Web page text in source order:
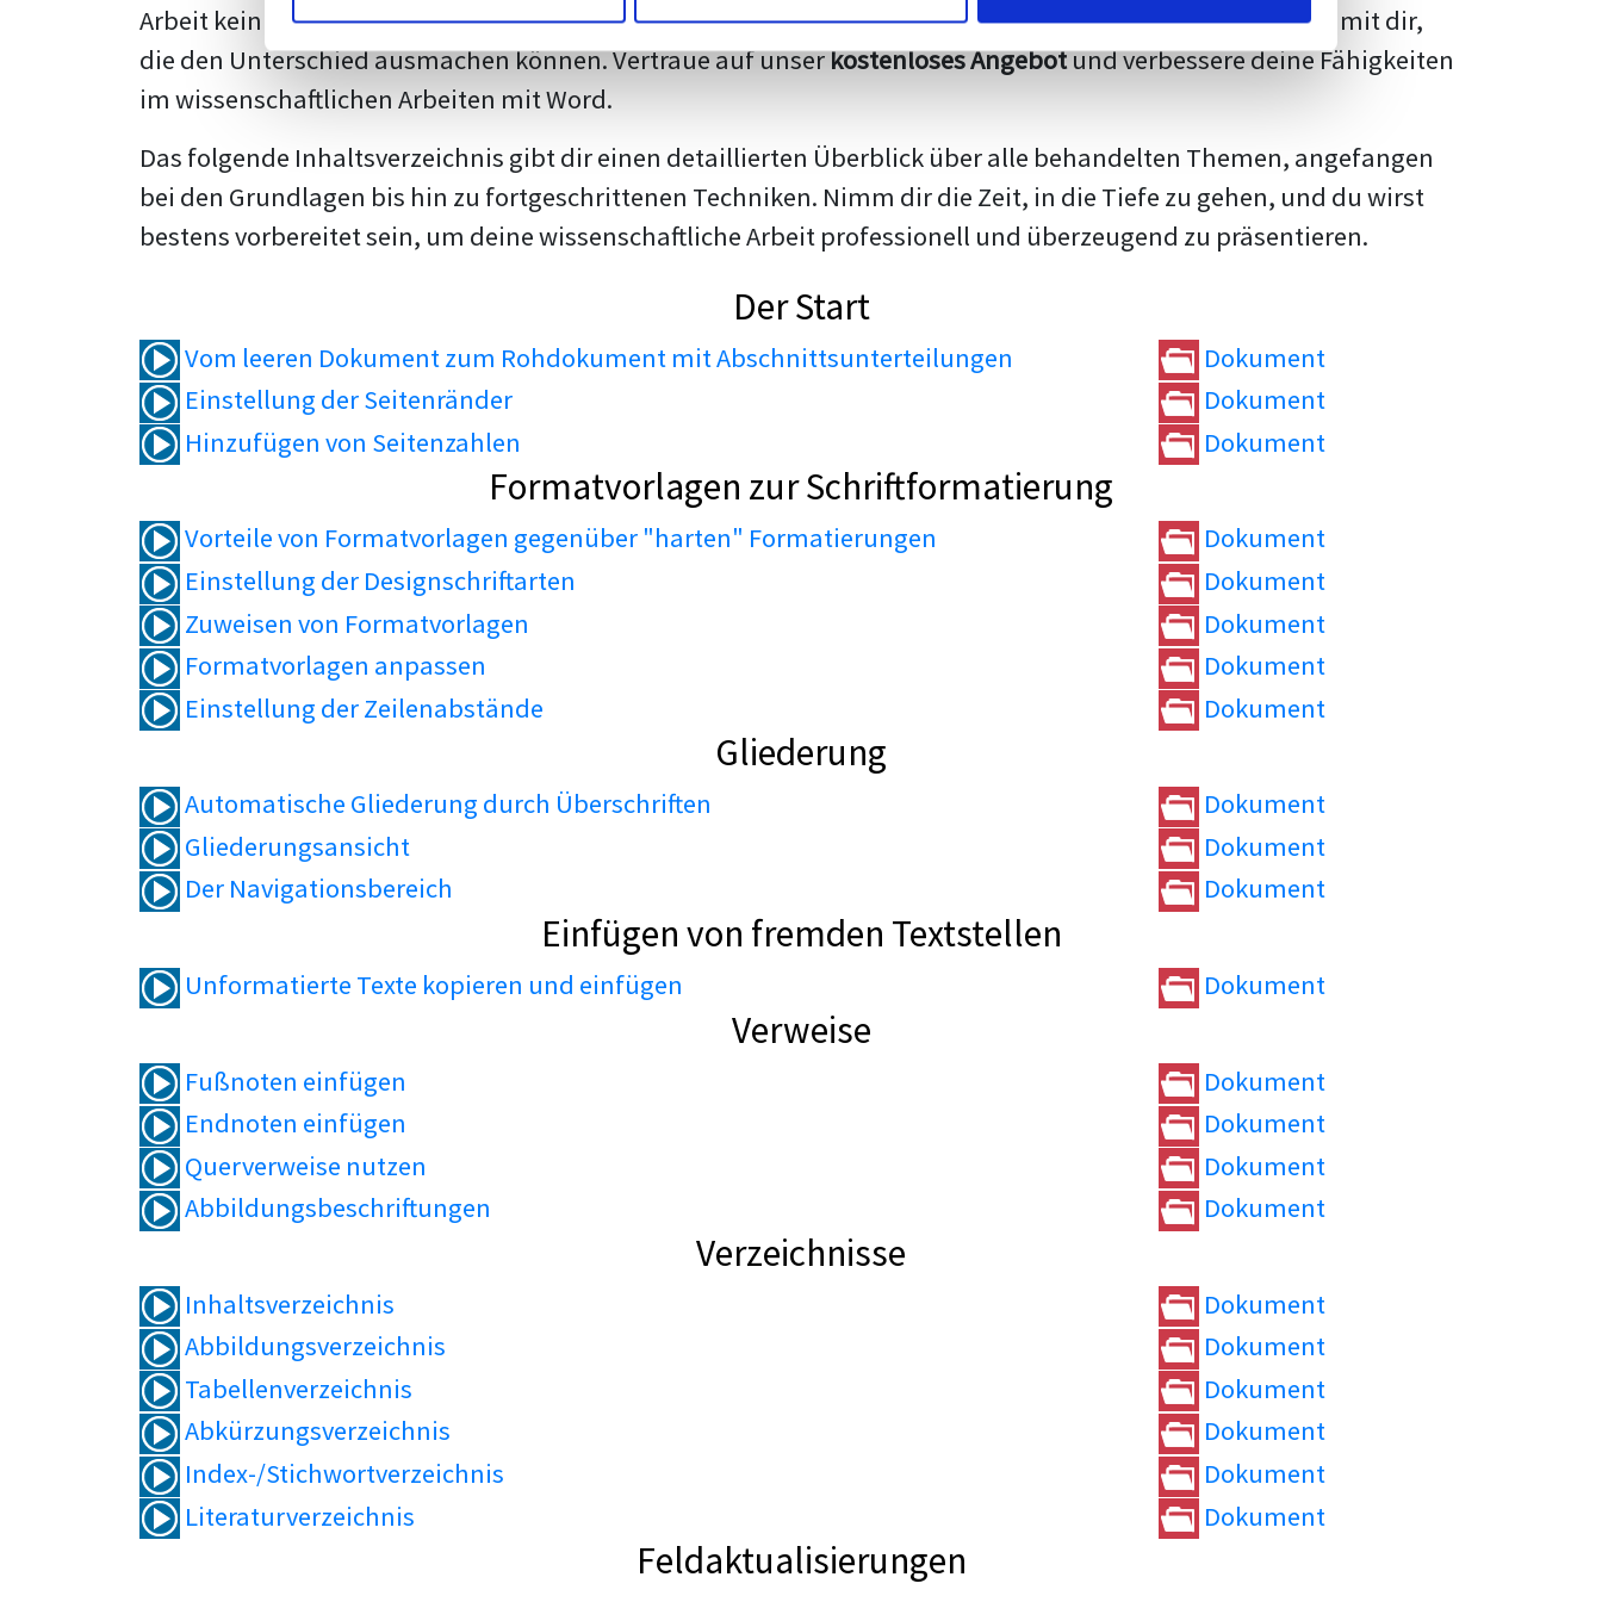
Arbeit kein Problem mehr für dich darstellen. Unsere erfahrenen Trainer teilen wertvolleTipps und Tricks
mit dir,
die den Unterschied ausmachen können. Vertraue auf unserkostenloses Angebotund verbessere deine Fähigkeiten
im wissenschaftlichen Arbeiten mit Word.
Das folgende Inhaltsverzeichnis gibt dir einen detaillierten Überblick über alle behandelten Themen, angefangen
bei den Grundlagen bis hin zu fortgeschrittenen Techniken. Nimm dir die Zeit, in die Tiefe zu gehen, und du wirst
bestens vorbereitet sein, um deine wissenschaftliche Arbeit professionell und überzeugend zu präsentieren.
Der Start
Vom leeren Dokument zum Rohdokument mit Abschnittsunterteilungen
Dokument
Einstellung der Seitenränder
Dokument
Hinzufügen von Seitenzahlen
Dokument
Formatvorlagen zur Schriftformatierung
Vorteile von Formatvorlagen gegenüber "harten" Formatierungen
Dokument
Einstellung der Designschriftarten
Dokument
Zuweisen von Formatvorlagen
Dokument
Formatvorlagen anpassen
Dokument
Einstellung der Zeilenabstände
Dokument
Gliederung
Automatische Gliederung durch Überschriften
Dokument
Gliederungsansicht
Dokument
Der Navigationsbereich
Dokument
Einfügen von fremden Textstellen
Unformatierte Texte kopieren und einfügen Dokument
Verweise
Fußnoten einfügen
Dokument
Endnoten einfügen
Dokument
Querverweise nutzen
Dokument
Abbildungsbeschriftungen
Dokument
Verzeichnisse
Inhaltsverzeichnis
Dokument
Abbildungsverzeichnis
Dokument
Tabellenverzeichnis
Dokument
Abkürzungsverzeichnis
Dokument
Index-/Stichwortverzeichnis
Dokument
Literaturverzeichnis
Dokument
Feldaktualisierungen